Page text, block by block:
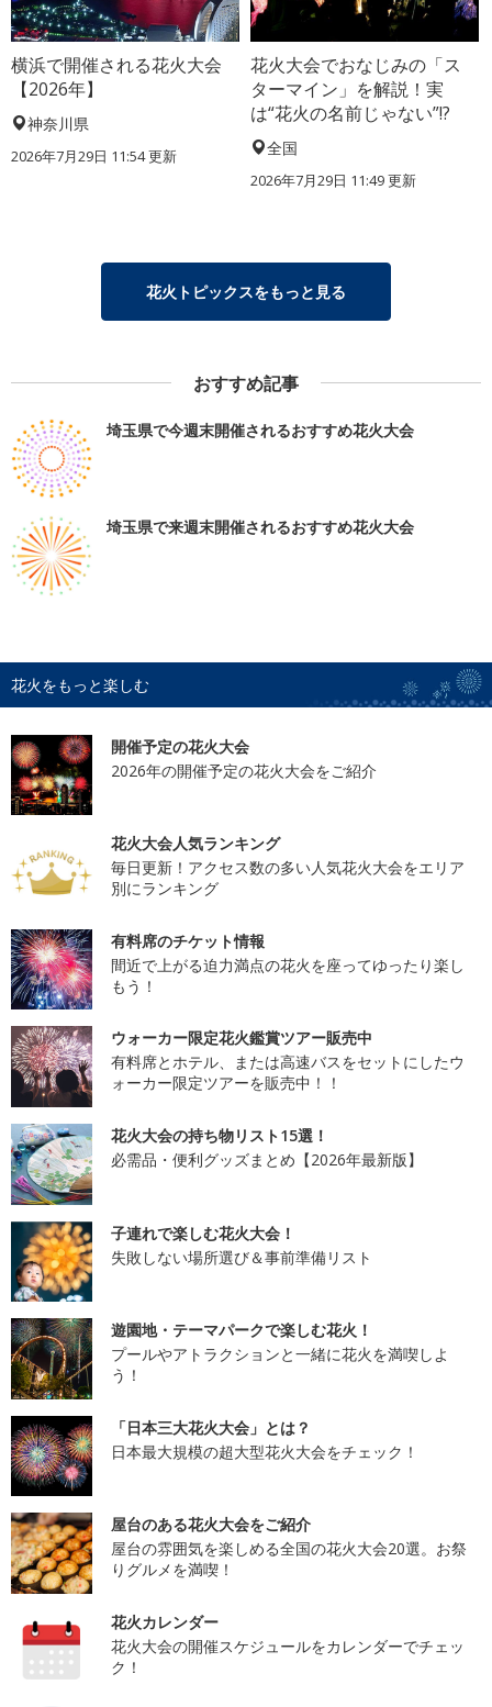
横浜で開催される花火大会
【2026年】
神奈川県
2026年7月29日 11:54 更新
花火大会でおなじみの「ス
ターマイン」を解説！実
は“花火の名前じゃない”!?
全国
2026年7月29日 11:49 更新
花火トピックスをもっと見る
おすすめ記事
埼玉県で今週末開催されるおすすめ花火大会
埼玉県で来週末開催されるおすすめ花火大会
花火をもっと楽しむ
開催予定の花火大会
2026年の開催予定の花火大会をご紹介
花火大会人気ランキング
毎日更新！アクセス数の多い人気花火大会をエリア
別にランキング
有料席のチケット情報
間近で上がる迫力満点の花火を座ってゆったり楽し
もう！
ウォーカー限定花火鑑賞ツアー販売中
有料席とホテル、または高速バスをセットにしたウ
ォーカー限定ツアーを販売中！！
花火大会の持ち物リスト15選！
必需品・便利グッズまとめ【2026年最新版】
子連れで楽しむ花火大会！
失敗しない場所選び＆事前準備リスト
遊園地・テーマパークで楽しむ花火！
プールやアトラクションと一緒に花火を満喫しよ
う！
「日本三大花火大会」とは？
日本最大規模の超大型花火大会をチェック！
屋台のある花火大会をご紹介
屋台の雰囲気を楽しめる全国の花火大会20選。お祭
りグルメを満喫！
花火カレンダー
花火大会の開催スケジュールをカレンダーでチェッ
ク！